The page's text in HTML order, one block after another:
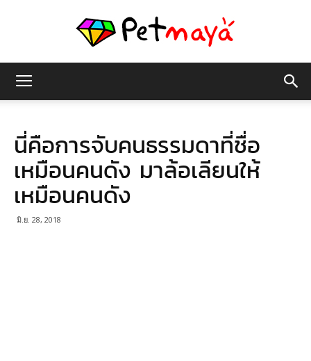
มายา
นี่คือการจับคนธรรมดาที่ชื่อ
เหมือนคนดัง มาล้อเลียนให้
เหมือนคนดัง
มิ.ย. 28, 2018